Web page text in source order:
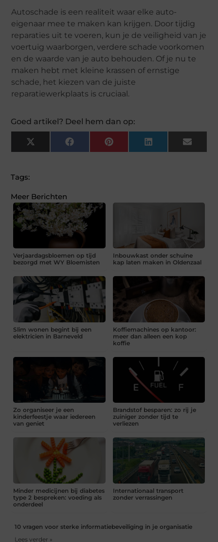
Autoschade is een realiteit waar elke auto-
eigenaar mee te maken kan krijgen. Door tijdig
reparaties uit te voeren, kun je de veiligheid van je
voertuig waarborgen, verdere schade voorkomen
en de waarde van je auto behouden. Of je nu te
maken hebt met kleine krassen of ernstige
schade, het kiezen van de juiste
reparatiewerkplaats is cruciaal.
Goed artikel? Deel hem dan op:
X
(Twitter)
Facebook Pinterest LinkedIn Email
Tags:
Meer Berichten
Verjaardagsbloemen op tijd
bezorgd met WY Bloemisten
Inbouwkast onder schuine
kap laten maken in Oldenzaal
Slim wonen begint bij een
elektricien in Barneveld
Koffiemachines op kantoor:
meer dan alleen een kop
koffie
Zo organiseer je een
kinderfeestje waar iedereen
van geniet
Brandstof besparen: zo rij je
zuiniger zonder tijd te
verliezen
Minder medicijnen bij diabetes
type 2 bespreken: voeding als
onderdeel
Internationaal transport
zonder verrassingen
10 vragen voor sterke informatiebeveiliging in je organisatie
Lees verder »